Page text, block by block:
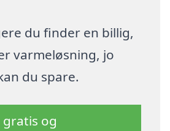
du finder en billig,
varmeløsning, jo
du spare.
gratis og